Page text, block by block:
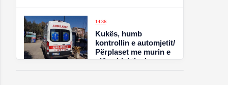
14:36
Kukës, humb
kontrollin e automjetit/
Përplaset me murin e
një subjekti, plagosen